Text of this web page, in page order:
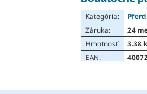
Kategória:
Záruka:
24
Hmotnosť:
3.38
EAN: